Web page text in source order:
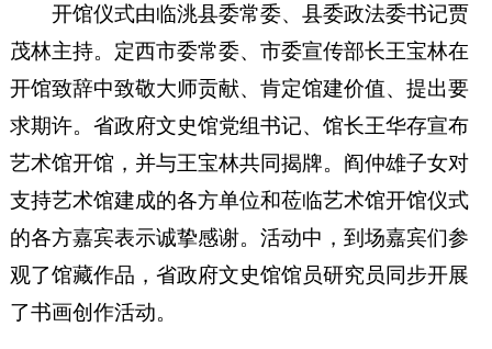
开馆仪式由临洮县委常委、县委政法委书记贾
茂林主持。定西市委常委、市委宣传部长王宝林在
开馆致辞中致敬大师贡献、肯定馆建价值、提出要
求期许。省政府文史馆党组书记、馆长王华存宣布
艺术馆开馆，并与王宝林共同揭牌。阎仲雄子女对
支持艺术馆建成的各方单位和莅临艺术馆开馆仪式
的各方嘉宾表示诚挚感谢。活动中，到场嘉宾们参
观了馆藏作品，省政府文史馆馆员研究员同步开展
了书画创作活动。